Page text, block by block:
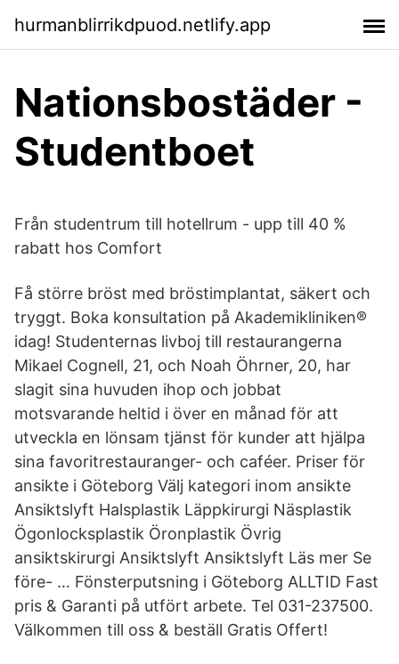
hurmanblirrikdpuod.netlify.app
Nationsbostäder -
Studentboet
Från studentrum till hotellrum - upp till 40 %
rabatt hos Comfort
Få större bröst med bröstimplantat, säkert och
tryggt. Boka konsultation på Akademikliniken®
idag! Studenternas livboj till restaurangerna
Mikael Cognell, 21, och Noah Öhrner, 20, har
slagit sina huvuden ihop och jobbat
motsvarande heltid i över en månad för att
utveckla en lönsam tjänst för kunder att hjälpa
sina favoritrestauranger- och caféer. Priser för
ansikte i Göteborg Välj kategori inom ansikte
Ansiktslyft Halsplastik Läppkirurgi Näsplastik
Ögonlocksplastik Öronplastik Övrig
ansiktskirurgi Ansiktslyft Ansiktslyft Läs mer Se
före- … Fönsterputsning i Göteborg ALLTID Fast
pris & Garanti på utfört arbete. Tel 031-237500.
Välkommen till oss & beställ Gratis Offert!